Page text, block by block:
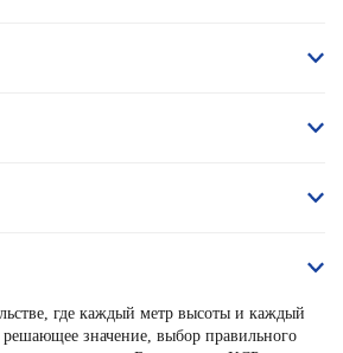
где каждый метр высоты и каждый
значение, выбор правильного